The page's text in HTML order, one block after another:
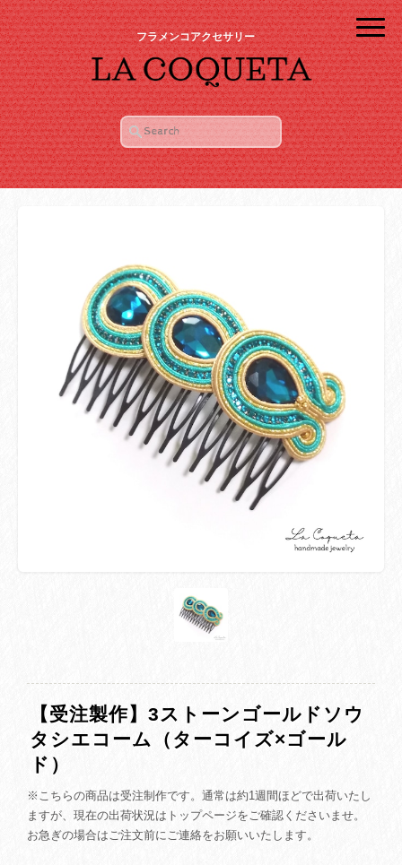
フラメンコアクセサリー
【受注製作】3ストーンゴールドソウ
タシエコーム（ターコイズ×ゴール
ド）
※こちらの商品は受注制作です。通常は約1週間ほどで出荷いたし
ますが、現在の出荷状況はトップページをご確認くださいませ。
お急ぎの場合はご注文前にご連絡をお願いいたします。